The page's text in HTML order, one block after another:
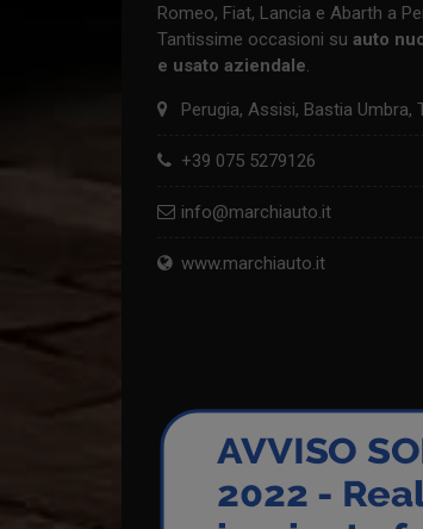
Romeo, Fiat, Lancia e Abarth a
Tantissime occasioni su auto
e usato aziendale.
Perugia, Assisi, Bastia Umbra,
+39 075 5279126
info@marchiauto.it
www.marchiauto.it